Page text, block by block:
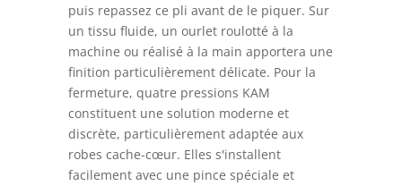
puis repassez ce pli avant de le piquer. Sur
un tissu fluide, un ourlet roulotté à la
machine ou réalisé à la main apportera une
finition particulièrement délicate. Pour la
fermeture, quatre pressions KAM
constituent une solution moderne et
discrète, particulièrement adaptée aux
robes cache-cœur. Elles s'installent
facilement avec une pince spéciale et